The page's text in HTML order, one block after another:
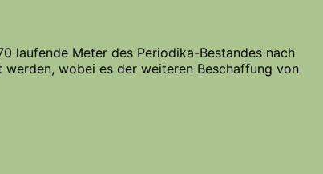
laufende Meter des Periodika-Bestandes nach
wobei es der weiteren Beschaffung von